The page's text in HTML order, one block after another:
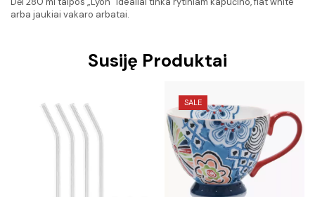
arba jaukiai vakaro arbatai.
Susiję Produktai
SALE